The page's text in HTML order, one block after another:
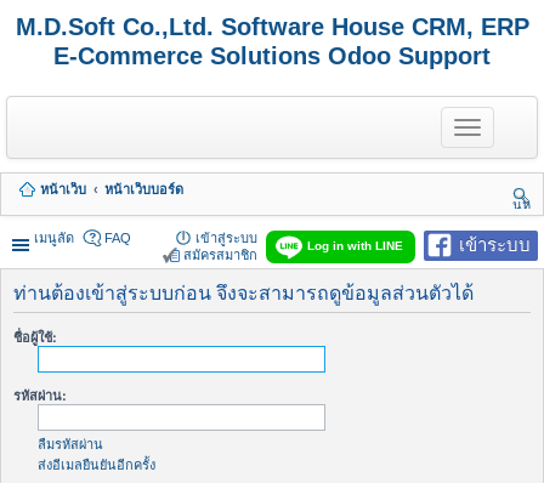
M.D.Soft Co.,Ltd. Software House CRM, ERP
E-Commerce Solutions Odoo Support
T
o
g
e
n
a
v
i
g
หน้าเว็บ
หน้าเว็บบอร์ด
นห
า
เมนูลัด
เข้าระบบ
Log in with LINE
FAQ
เข้าสู่ระบบ
สมัครสมาชิก
ท่านต้องเข้าสู่ระบบก่อน จึงจะสามารถดูข้อมูลส่วนตัวได้
ชื่อผู้ใช้:
รหัสผ่าน:
ลืมรหัสผ่าน
ส่งอีเมลยืนยันอีกครั้ง